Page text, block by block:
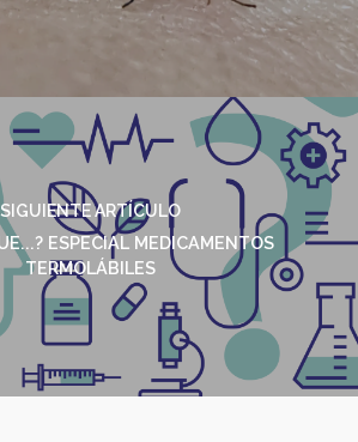
SIGUIENTE ARTÍCULO
ESPECIAL MEDICAMENTOS
TERMOLÁBILES